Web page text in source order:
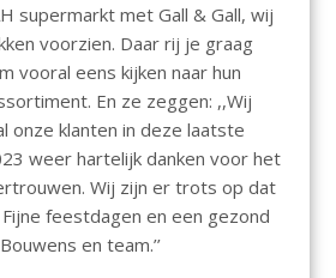
supermarkt met Gall & Gall, wij
voorzien. Daar rij je graag
vooral eens kijken naar hun
En ze zeggen: ,,Wij
onze klanten in deze laatste
weer hartelijk danken voor het
Wij zijn er trots op dat
feestdagen en een gezond
en team.’’